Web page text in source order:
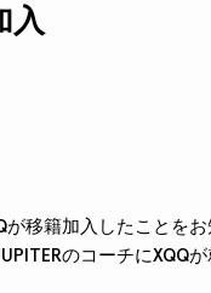
入
移籍加入したことをお
のコーチにXQQが